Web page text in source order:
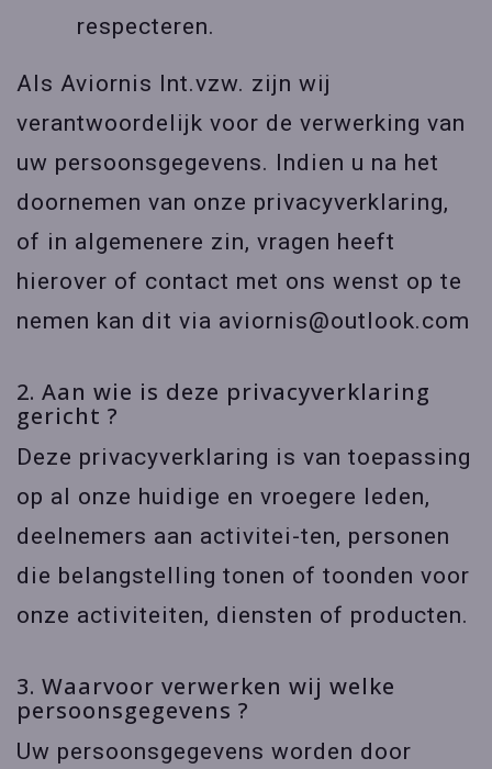
respecteren.
Als Aviornis Int.vzw. zijn wij
verantwoordelijk voor de verwerking van
uw persoonsgegevens. Indien u na het
doornemen van onze privacyverklaring,
of in algemenere zin, vragen heeft
hierover of contact met ons wenst op te
nemen kan dit via aviornis@outlook.com
2. Aan wie is deze privacyverklaring
gericht ?
Deze privacyverklaring is van toepassing
op al onze huidige en vroegere leden,
deelnemers aan activitei-ten, personen
die belangstelling tonen of toonden voor
onze activiteiten, diensten of producten.
3. Waarvoor verwerken wij welke
persoonsgegevens ?
Uw persoonsgegevens worden door